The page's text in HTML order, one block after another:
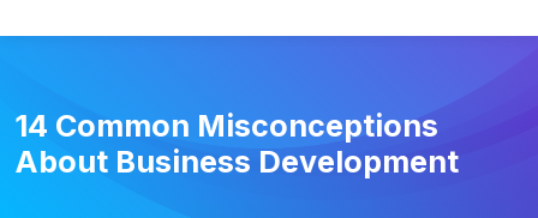
14 Common Misconceptions
About Business Development